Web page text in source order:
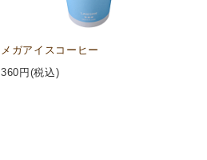
メガアイスコーヒー
360 円(税込)